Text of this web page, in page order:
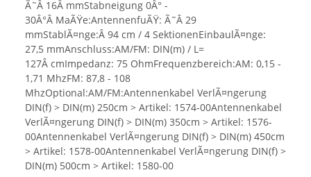
Ã˜Â 16Â mmStabneigung 0Â° -
30Â°Â MaÃŸe:AntennenfuÃŸ: Ã˜Â 29
mmStablÃ¤nge:Â 94 cm / 4 SektionenEinbaulÃ¤nge:
27,5 mmAnschluss:AM/FM: DIN(m) / L=
127Â cmImpedanz: 75 OhmFrequenzbereich:AM: 0,15 -
1,71 MhzFM: 87,8 - 108
MhzOptional:AM/FM:Antennenkabel VerlÃ¤ngerung
DIN(f) > DIN(m) 250cm > Artikel: 1574-00Antennenkabel
VerlÃ¤ngerung DIN(f) > DIN(m) 350cm > Artikel: 1576-
00Antennenkabel VerlÃ¤ngerung DIN(f) > DIN(m) 450cm
> Artikel: 1578-00Antennenkabel VerlÃ¤ngerung DIN(f) >
DIN(m) 500cm > Artikel: 1580-00